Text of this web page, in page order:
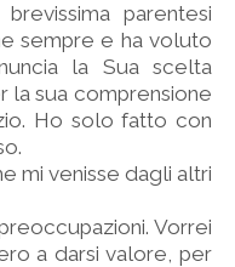
parentesi
sempre e ha voluto
la Sua scelta
la sua comprensione
Ho solo fatto con
mi venisse dagli altri
Vorrei
a darsi valore, per